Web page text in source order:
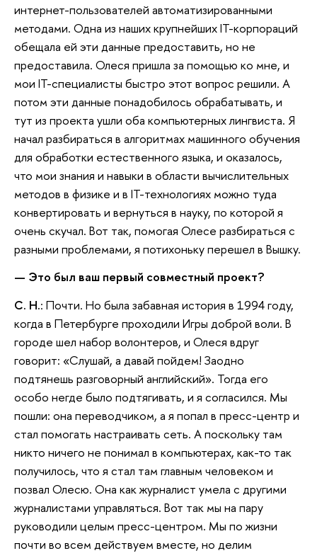
интернет-пользователей автоматизированными
методами. Одна из наших крупнейших IT-корпораций
обещала ей эти данные предоставить, но не
предоставила. Олеся пришла за помощью ко мне, и
мои IT-специалисты быстро этот вопрос решили. А
потом эти данные понадобилось обрабатывать, и
тут из проекта ушли оба компьютерных лингвиста. Я
начал разбираться в алгоритмах машинного обучения
для обработки естественного языка, и оказалось,
что мои знания и навыки в области вычислительных
методов в физике и в IT-технологиях можно туда
конвертировать и вернуться в науку, по которой я
очень скучал. Вот так, помогая Олесе разбираться с
разными проблемами, я потихоньку перешел в Вышку.
— Это был ваш первый совместный проект?
С. Н.: Почти. Но была забавная история в 1994 году,
когда в Петербурге проходили Игры доброй воли. В
городе шел набор волонтеров, и Олеся вдруг
говорит: «Слушай, а давай пойдем! Заодно
подтянешь разговорный английский». Тогда его
особо негде было подтягивать, и я согласился. Мы
пошли: она переводчиком, а я попал в пресс-центр и
стал помогать настраивать сеть. А поскольку там
никто ничего не понимал в компьютерах, как-то так
получилось, что я стал там главным человеком и
позвал Олесю. Она как журналист умела с другими
журналистами управляться. Вот так мы на пару
руководили целым пресс-центром. Мы по жизни
почти во всем действуем вместе, но делим